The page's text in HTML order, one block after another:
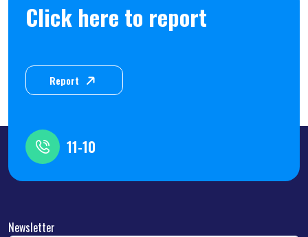
Click here to report
Report
11-10
Newsletter